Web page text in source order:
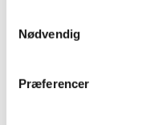
Nødvendig
Præferencer
2018 (40)